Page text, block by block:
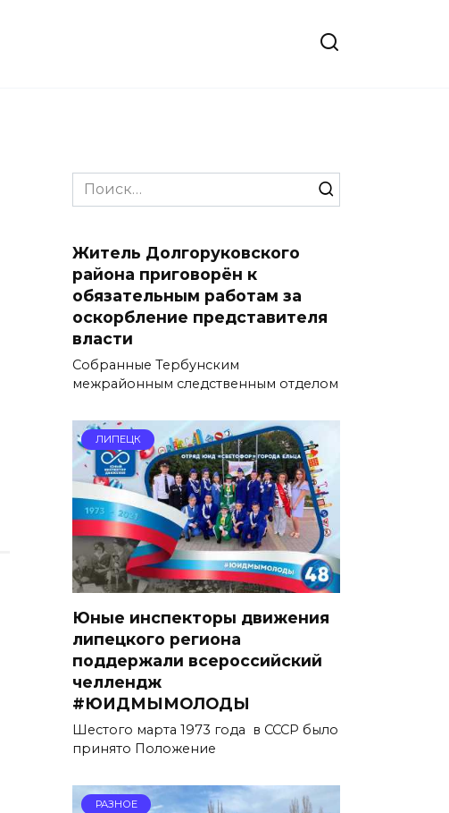
Search
for:
Житель Долгоруковского
района приговорён к
обязательным работам за
оскорбление представителя
власти
Собранные Тербунским
межрайонным следственным отделом
ЛИПЕЦК
Юные инспекторы движения
липецкого региона
поддержали всероссийский
челлендж
#ЮИДМЫМОЛОДЫ
Шестого марта 1973 года в СССР было
принято Положение
РАЗНОЕ